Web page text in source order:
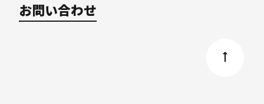
お問い合わせ